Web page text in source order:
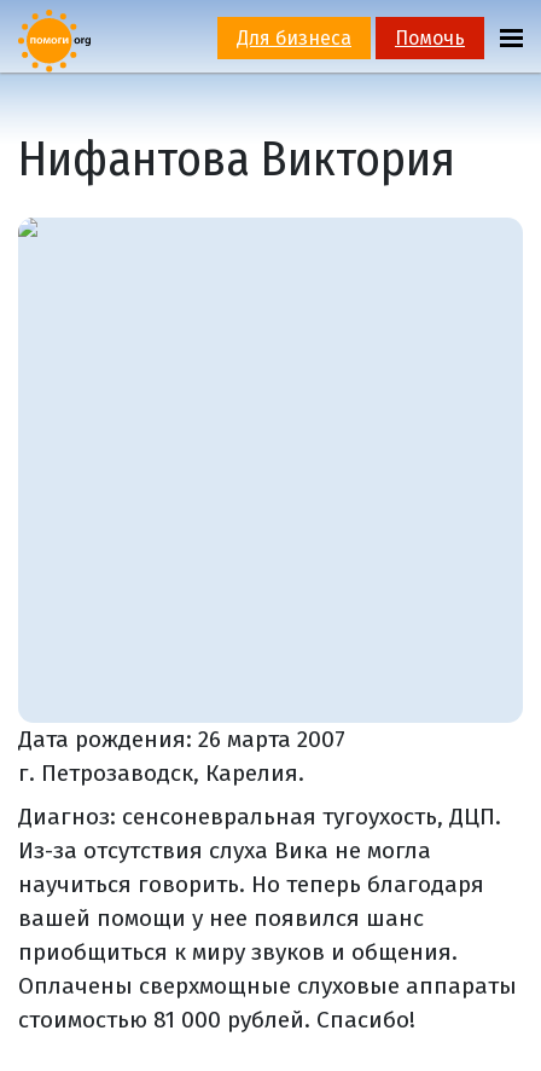
Для бизнеса Помочь
Нифантова Виктория
Дата рождения: 26 марта 2007
г. Петрозаводск, Карелия.
Диагноз: сенсоневральная тугоухость, ДЦП.
Из-за отсутствия слуха Вика не могла
научиться говорить. Но теперь благодаря
вашей помощи у нее появился шанс
приобщиться к миру звуков и общения.
Оплачены сверхмощные слуховые аппараты
стоимостью 81 000 рублей. Спасибо!